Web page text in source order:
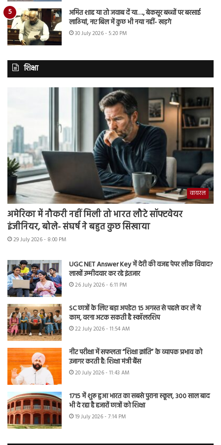
अमित शाह या तो जवाब दें या…., बेकसूर बच्चों पर बरसाई
लाठियां, नए बिल में कुछ भी नया नहीं- खड़गे
30 July 2026 - 5:20 PM
शिक्षा
वायरल
अमेरिका में नौकरी नहीं मिली तो भारत लौटे सॉफ्टवेयर
इंजीनियर, बोले- संघर्ष ने बहुत कुछ सिखाया
29 July 2026 - 8:00 PM
UGC NET Answer Key में देरी की वजह पेपर लीक विवाद?
लाखों उम्मीदवार कर रहे इंतजार
26 July 2026 - 6:11 PM
SC छात्रों के लिए बड़ा अपडेट! 15 अगस्त से पहले कर लें ये
काम, वरना अटक सकती है स्कॉलरशिप
22 July 2026 - 11:54 AM
नीट परीक्षा में सफलता “शिक्षा क्रांति” के व्यापक प्रभाव को
उजागर करती है: शिक्षा मंत्री बैंस
20 July 2026 - 11:43 AM
1715 में शुरू हुआ भारत का सबसे पुराना स्कूल, 300 साल बाद
भी दे रहा है हजारों छात्रों को शिक्षा
19 July 2026 - 7:14 PM